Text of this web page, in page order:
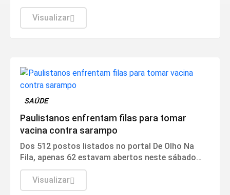
A aposta simples, com seis dezenas, custa R$ 6.
Visualizar
SAÚDE
Paulistanos enfrentam filas para tomar
vacina contra sarampo
Dos 512 postos listados no portal De Olho Na
Fila, apenas 62 estavam abertos neste sábado
(8). O funcionamento de todos ocorre somente
de segunda a sexta-feira.
Visualizar